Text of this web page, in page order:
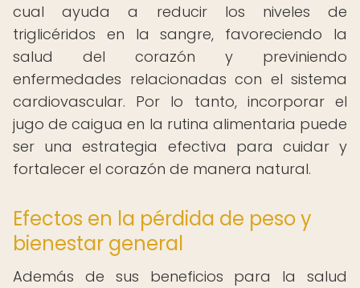
cual ayuda a reducir los niveles de
triglicéridos en la sangre, favoreciendo la
salud del corazón y previniendo
enfermedades relacionadas con el sistema
cardiovascular. Por lo tanto, incorporar el
jugo de caigua en la rutina alimentaria puede
ser una estrategia efectiva para cuidar y
fortalecer el corazón de manera natural.
Efectos en la pérdida de peso y
bienestar general
Además de sus beneficios para la salud